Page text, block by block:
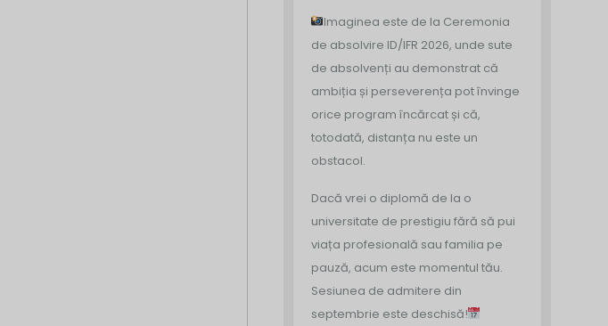
Imaginea este de la Ceremonia
de absolvire ID/IFR 2026, unde sute
de absolvenți au demonstrat că
ambiția și perseverența pot învinge
orice program încărcat și că,
totodată, distanța nu este un
obstacol.
Dacă vrei o diplomă de la o
universitate de prestigiu fără să pui
viața profesională sau familia pe
pauză, acum este momentul tău.
Sesiunea de admitere din
septembrie este deschisă!